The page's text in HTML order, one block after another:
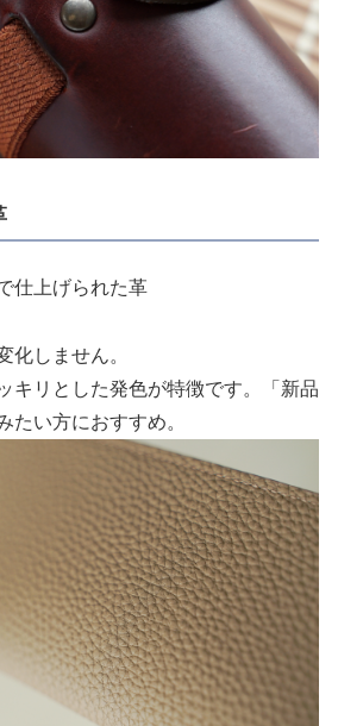
仕上げられた革
化しません。
キリとした発色が特徴です。「新品
たい方におすすめ。